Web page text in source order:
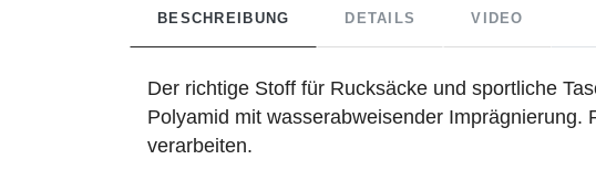
BESCHREIBUNG DETAILS VIDEO
Der richtige Stoff für Rucksäcke und sportliche
Polyamid mit wasserabweisender
verarbeiten.